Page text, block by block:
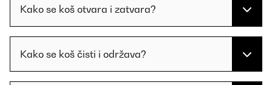
Kako se koš otvara i zatvara?
Kako se koš čisti i održava?